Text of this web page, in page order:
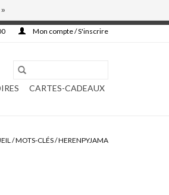
Mon compte / S'inscrire
CARTES-CADEAUX
/MOTS-CLÉS/HERENPYJAMA